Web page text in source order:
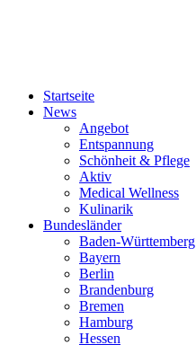
Startseite
News
Angebot
Entspannung
Schönheit & Pflege
Aktiv
Medical Wellness
Kulinarik
Bundesländer
Baden-Württemberg
Bayern
Berlin
Brandenburg
Bremen
Hamburg
Hessen